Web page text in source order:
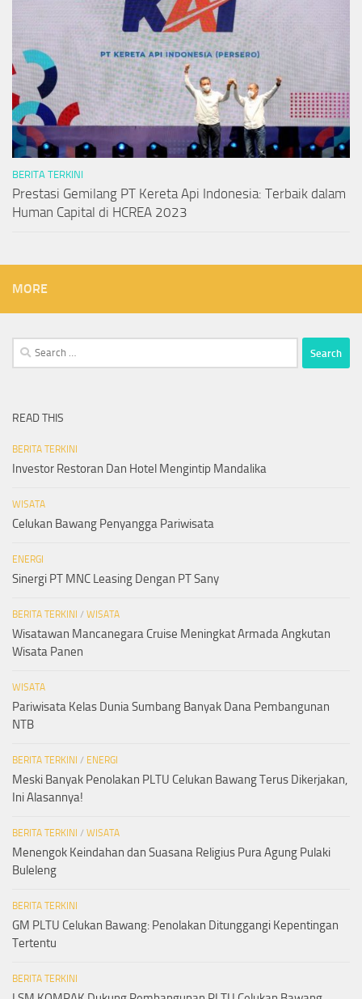
BERITA TERKINI
Prestasi Gemilang PT Kereta Api Indonesia: Terbaik dalam
Human Capital di HCREA 2023
MORE
Search
for:
READ THIS
BERITA TERKINI
Investor Restoran Dan Hotel Mengintip Mandalika
WISATA
Celukan Bawang Penyangga Pariwisata
ENERGI
Sinergi PT MNC Leasing Dengan PT Sany
BERITA TERKINI / WISATA
Wisatawan Mancanegara Cruise Meningkat Armada Angkutan
Wisata Panen
WISATA
Pariwisata Kelas Dunia Sumbang Banyak Dana Pembangunan
NTB
BERITA TERKINI / ENERGI
Meski Banyak Penolakan PLTU Celukan Bawang Terus Dikerjakan,
Ini Alasannya!
BERITA TERKINI / WISATA
Menengok Keindahan dan Suasana Religius Pura Agung Pulaki
Buleleng
BERITA TERKINI
GM PLTU Celukan Bawang: Penolakan Ditunggangi Kepentingan
Tertentu
BERITA TERKINI